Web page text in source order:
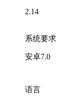
2.14
系统要求
安卓7.0
语言